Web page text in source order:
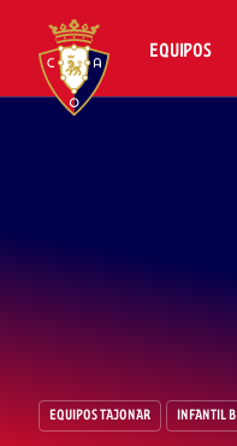
EQUIPOS
EQUIPOS TAJONAR INFANTIL B